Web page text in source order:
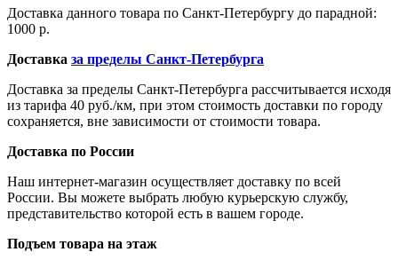
Доставка данного товара по Санкт-Петербургу до парадной:
1000 р.
Доставка за пределы Санкт-Петербурга
Доставка за пределы Санкт-Петербурга рассчитывается исходя
из тарифа 40 руб./км, при этом стоимость доставки по городу
сохраняется, вне зависимости от стоимости товара.
Доставка по России
Наш интернет-магазин осуществляет доставку по всей
России. Вы можете выбрать любую курьерскую службу,
представительство которой есть в вашем городе.
Подъем товара на этаж